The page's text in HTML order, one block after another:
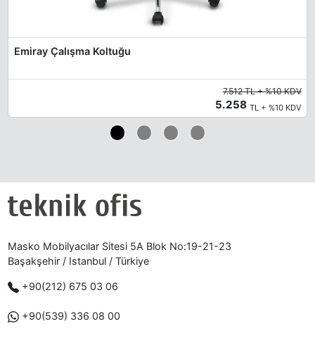
Emiray Çalışma Koltuğu
7.512 TL + %10 KDV
5.258 TL + %10 KDV
Masko Mobilyacılar Sitesi 5A Blok No:19-21-23
Başakşehir / Istanbul / Türkiye
+90(212) 675 03 06
+90(539) 336 08 00